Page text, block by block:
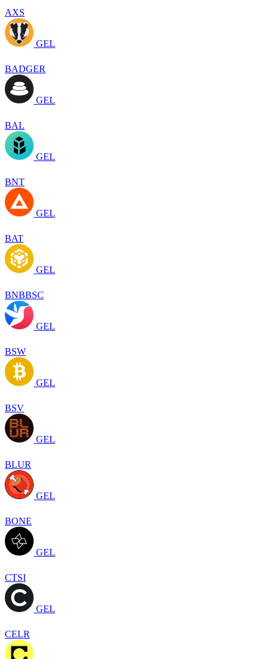
AXS
GEL
BADGER
GEL
BAL
GEL
BNT
GEL
BAT
GEL
BNBBSC
GEL
BSW
GEL
BSV
GEL
BLUR
GEL
BONE
GEL
CTSI
GEL
CELR